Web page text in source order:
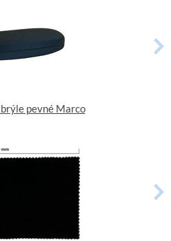
pevné Marco